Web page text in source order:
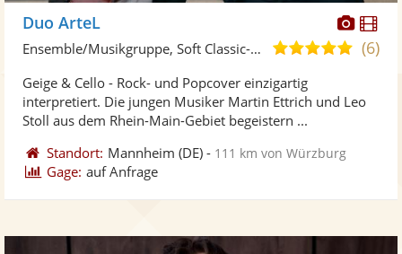
Duo ArteL
5,0(6)
Ensemble/Musikgruppe, Soft Classic-Duo
Geige & Cello - Rock- und Popcover einzigartig
interpretiert. Die jungen Musiker Martin Ettrich und Leo
Stoll aus dem Rhein-Main-Gebiet begeistern ...
Standort: Mannheim (DE) - 111 km von Würzburg
Gage: auf Anfrage